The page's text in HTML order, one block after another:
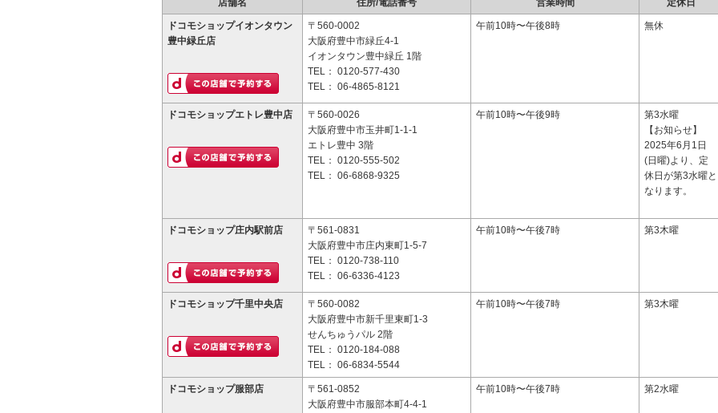
店舗名 住所/電話番号 営業時間 定休日
ドコモショップイオンタウン
豊中緑丘店
〒560-0002
大阪府豊中市緑丘4-1
イオンタウン豊中緑丘 1階
TEL： 0120-577-430
TEL： 06-4865-8121
午前10時〜午後8時 無休
ドコモショップエトレ豊中店
〒560-0026
大阪府豊中市玉井町1-1-1
エトレ豊中 3階
TEL： 0120-555-502
TEL： 06-6868-9325
午前10時〜午後9時
第3水曜
【お知らせ】
2025年6月1日
(日曜)より、定
休日が第3水曜と
なります。
ドコモショップ庄内駅前店
〒561-0831
大阪府豊中市庄内東町1-5-7
TEL： 0120-738-110
TEL： 06-6336-4123
午前10時〜午後7時 第3木曜
ドコモショップ千里中央店
〒560-0082
大阪府豊中市新千里東町1-3
せんちゅうパル 2階
TEL： 0120-184-088
TEL： 06-6834-5544
午前10時〜午後7時 第3木曜
ドコモショップ服部店
〒561-0852
大阪府豊中市服部本町4-4-1
午前10時〜午後7時 第2水曜